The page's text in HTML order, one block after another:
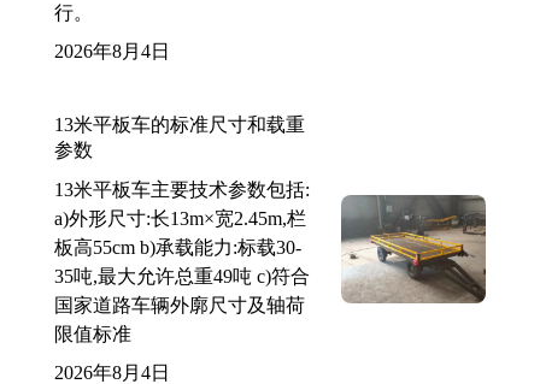
行。
2026年8月4日
13米平板车的标准尺寸和载重
参数
13米平板车主要技术参数包括:
a)外形尺寸:长13m×宽2.45m,栏
板高55cm b)承载能力:标载30-
35吨,最大允许总重49吨 c)符合
国家道路车辆外廓尺寸及轴荷
限值标准
2026年8月4日